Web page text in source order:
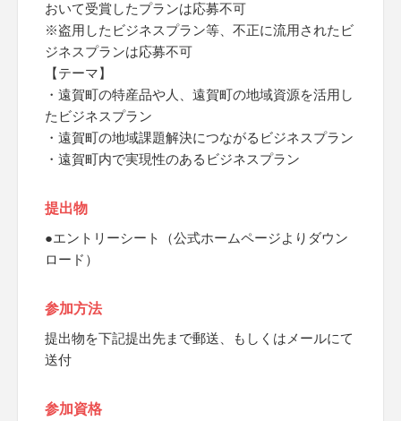
おいて受賞したプランは応募不可
※盗用したビジネスプラン等、不正に流用されたビ
ジネスプランは応募不可
【テーマ】
・遠賀町の特産品や人、遠賀町の地域資源を活用し
たビジネスプラン
・遠賀町の地域課題解決につながるビジネスプラン
・遠賀町内で実現性のあるビジネスプラン
提出物
●エントリーシート（公式ホームページよりダウン
ロード）
参加方法
提出物を下記提出先まで郵送、もしくはメールにて
送付
参加資格